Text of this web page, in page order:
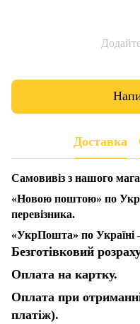
Доставка
Самовивіз з нашого
«Новою поштою» по
перевізника.
«УкрПошта» по Україні
Безготівковий
Оплата на картку.
Оплата при
платіж).